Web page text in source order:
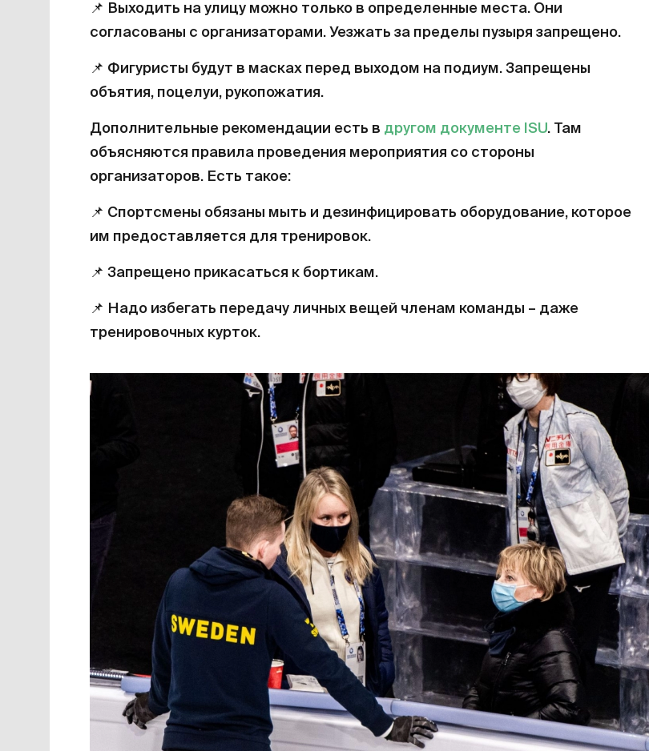
📌 Выходить на улицу можно только в определенные места. Они
согласованы с организаторами. Уезжать за пределы пузыря запрещено.
📌 Фигуристы будут в масках перед выходом на подиум. Запрещены
объятия, поцелуи, рукопожатия.
Дополнительные рекомендации есть в другом документе ISU. Там
объясняются правила проведения мероприятия со стороны
организаторов. Есть такое:
📌 Спортсмены обязаны мыть и дезинфицировать оборудование, которое
им предоставляется для тренировок.
📌 Запрещено прикасаться к бортикам.
📌 Надо избегать передачу личных вещей членам команды – даже
тренировочных курток.